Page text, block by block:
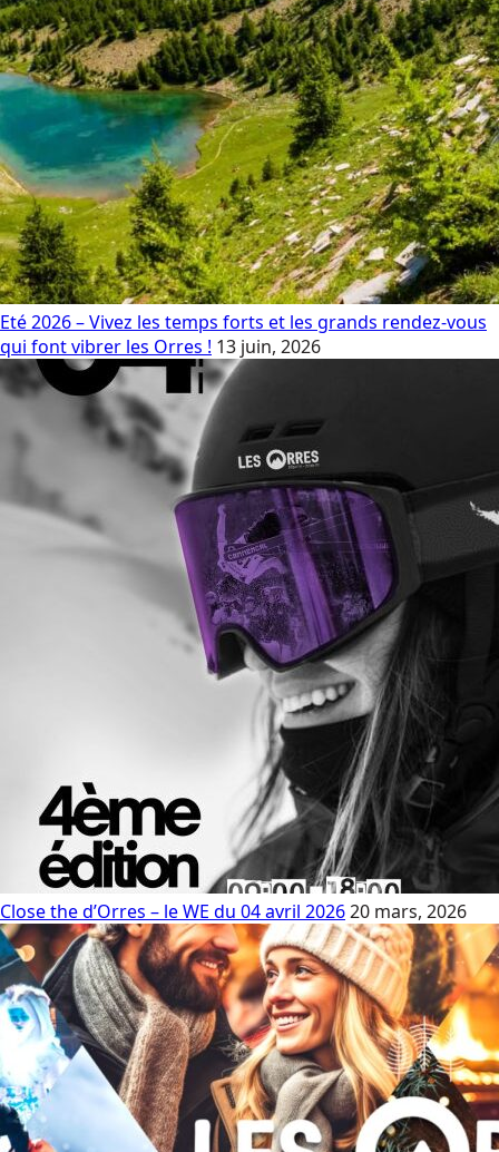
Eté 2026 – Vivez les temps forts et les grands rendez-vous
qui font vibrer les Orres ! 13 juin, 2026
Close the d’Orres – le WE du 04 avril 202620 mars, 2026